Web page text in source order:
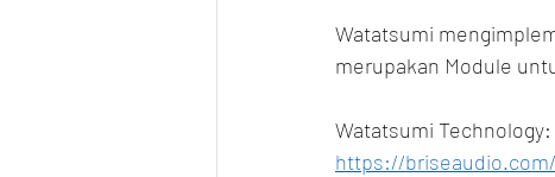
Watatsumi
merupakan Module
Watatsumi Technology:
https://